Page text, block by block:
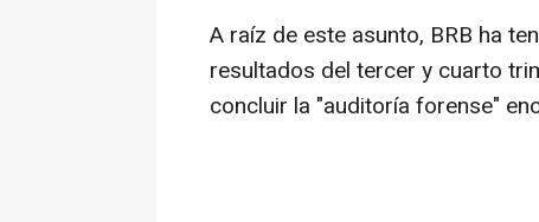
A raíz de este asunto, BRB ha
resultados del tercer y cuarto
concluir la "auditoría forense"